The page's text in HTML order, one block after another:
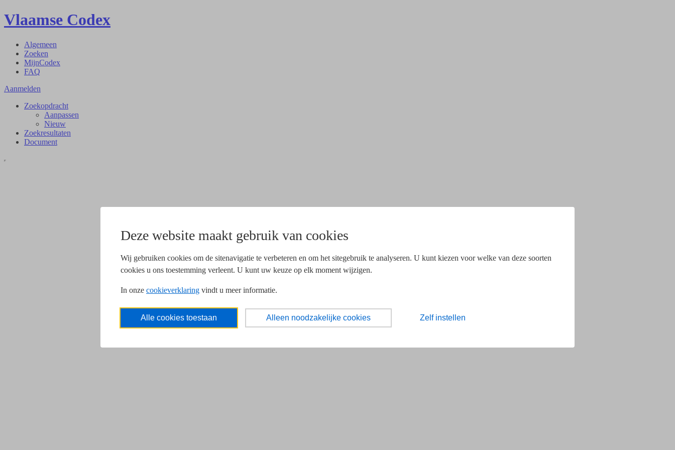
Deze website maakt gebruik van cookies
Wij gebruiken cookies om de sitenavigatie te verbeteren en om het sitegebruik te analyseren. U kunt kiezen voor welke van deze soorten
cookies u ons toestemming verleent. U kunt uw keuze op elk moment wijzigen.
In onze cookieverklaring vindt u meer informatie.
Alle cookies toestaan Alleen noodzakelijke cookies Zelf instellen
Vlaamse Codex
Algemeen
Zoeken
MijnCodex
FAQ
Aanmelden
Zoekopdracht
Aanpassen
Nieuw
Zoekresultaten
Document